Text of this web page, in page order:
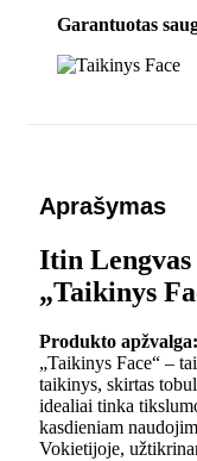
Garantuotas
Aprašymas
Itin
„Taikinys
Produkto apžvalga:
„Taikinys Face“ –
taikinys, skirtas
idealiai tinka
kasdieniam
Vokietijoje,